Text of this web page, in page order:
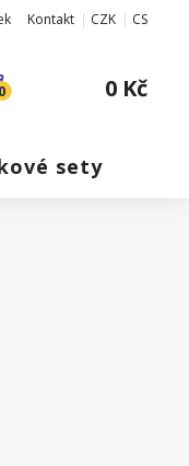
Kontakt CZK CS
0 0 Kč
sety